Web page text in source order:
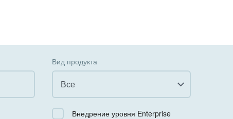
Вид продукта
Все
ВсеВнедрение уровня Enterprise